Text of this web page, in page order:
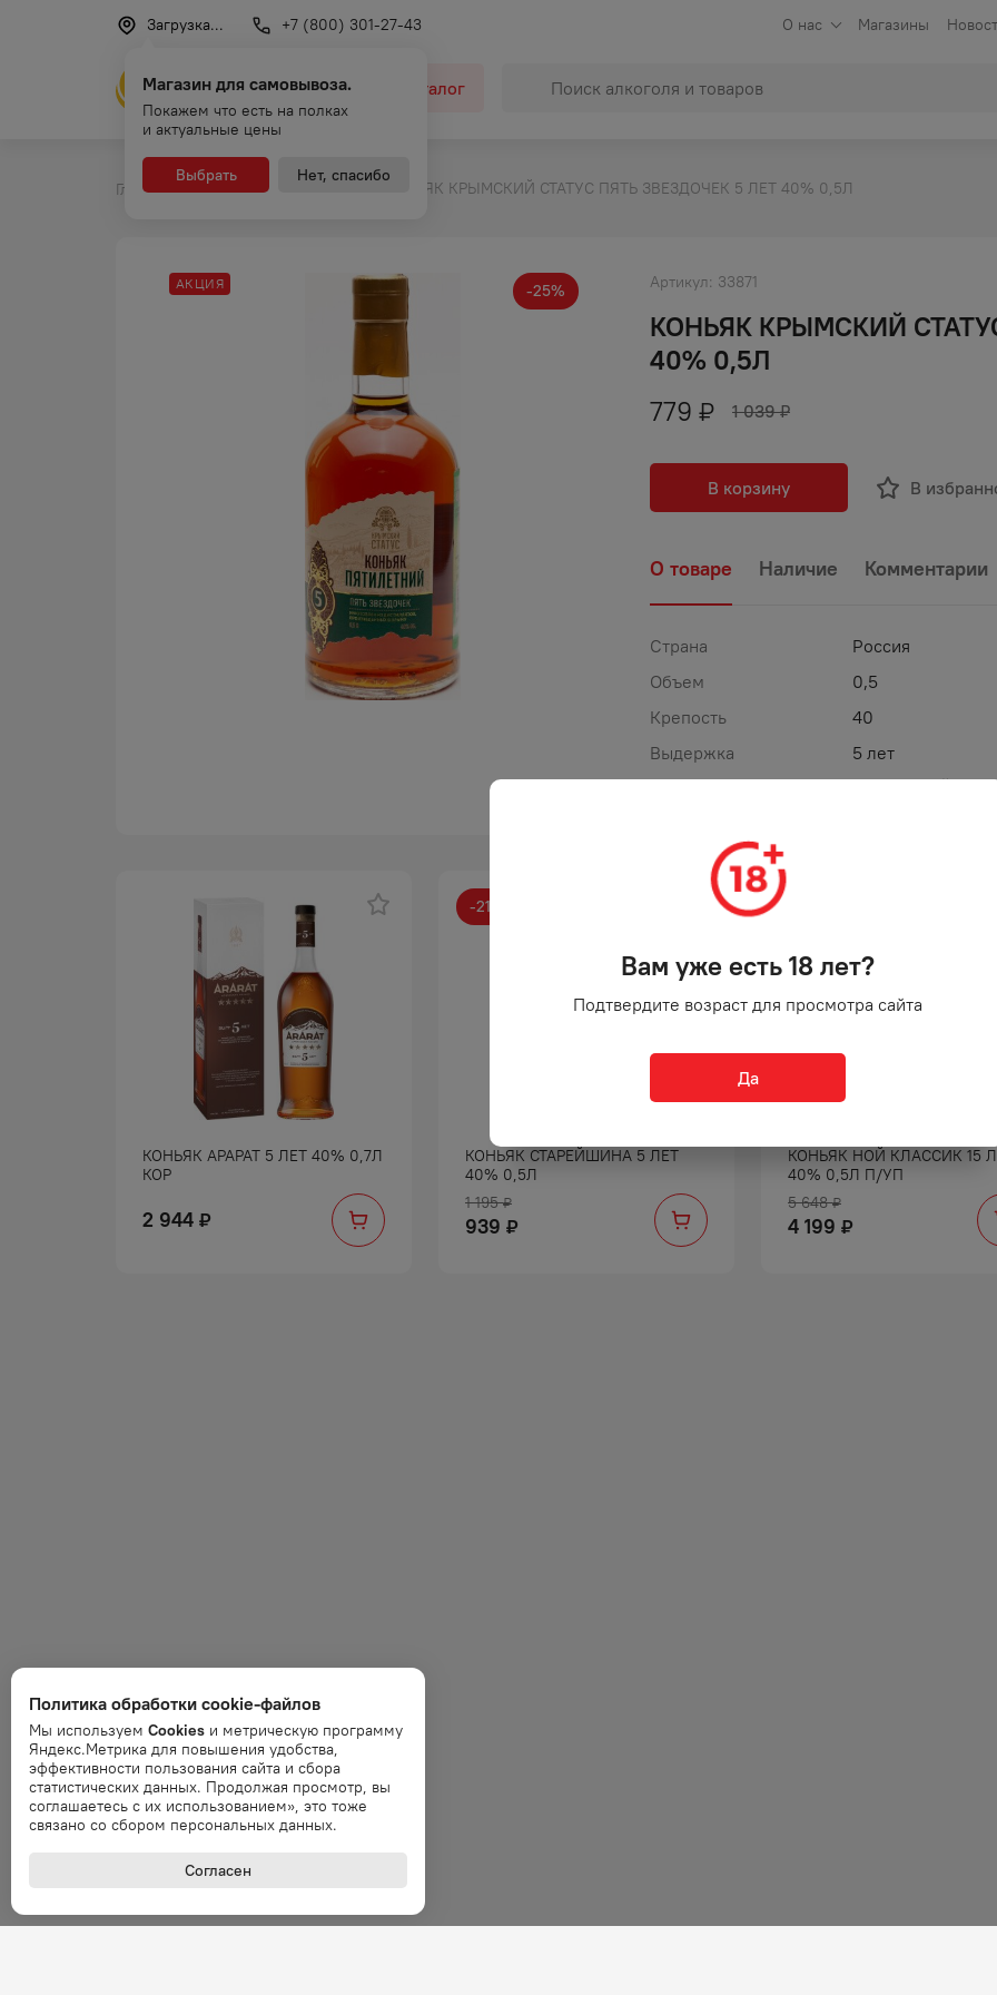
Загрузка... +7 (800) 301-27-43 О нас Магазины
Каталог
Магазин для самовывоза.
Покажем что есть на полках
и актуальные цены
Выбрать Нет, спасибо
Главная Каталог Коньяк КОНЬЯК КРЫМСКИЙ СТАТУС ПЯТЬ ЗВЕЗДОЧЕК 5 ЛЕТ 40% 0,5Л
-25%
АКЦИЯ Артикул: 33871
КОНЬЯК КРЫМСКИЙ
40% 0,5Л
779 ₽ 1 039 ₽
В корзину В
О товаре Наличие Комментарии
Страна
Россия
Объем
0,5
Крепость
40
Выдержка
5 лет
КРЫМСКИЙ
КОНЬЯК АРАРАТ 5 ЛЕТ 40% 0,7Л
КОР
2 944 ₽
-21
КОНЬЯК СТАРЕЙШИНА 5 ЛЕТ
40% 0,5Л
1 195 ₽
939 ₽
КОНЬЯК НОЙ КЛАССИК 15
40% 0,5Л П/УП
5 648 ₽
4 199 ₽
Вам уже есть 18 лет?
Подтвердите возраст для просмотра сайта
Да
Политика обработки cookie-файлов
Мы используем Cookies и метрическую программу
Яндекс.Метрика для повышения удобства,
эффективности пользования сайта и сбора
статистических данных. Продолжая просмотр, вы
соглашаетесь с их использованием», это тоже
связано со сбором персональных данных.
Согласен